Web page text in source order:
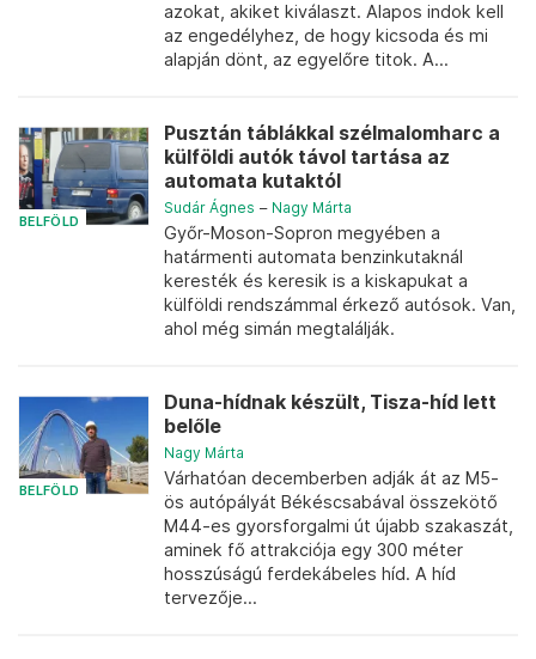
azokat, akiket kiválaszt. Alapos indok kell
az engedélyhez, de hogy kicsoda és mi
alapján dönt, az egyelőre titok. A...
BELFÖLD
Pusztán táblákkal szélmalomharc a
külföldi autók távol tartása az
automata kutaktól
Sudár Ágnes – Nagy Márta
Győr-Moson-Sopron megyében a
határmenti automata benzinkutaknál
keresték és keresik is a kiskapukat a
külföldi rendszámmal érkező autósok. Van,
ahol még simán megtalálják.
BELFÖLD
Duna-hídnak készült, Tisza-híd lett
belőle
Nagy Márta
Várhatóan decemberben adják át az M5-
ös autópályát Békéscsabával összekötő
M44-es gyorsforgalmi út újabb szakaszát,
aminek fő attrakciója egy 300 méter
hosszúságú ferdekábeles híd. A híd
tervezője...